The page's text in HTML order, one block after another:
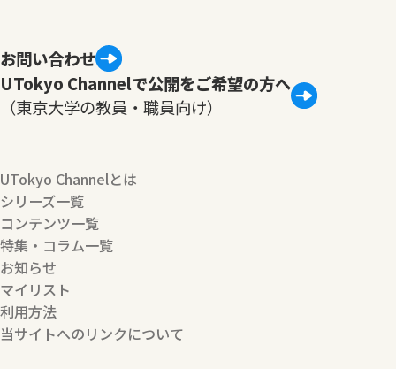
お問い合わせ
UTokyo Channelで公開をご希望の方へ
（東京大学の教員・職員向け）
UTokyo Channelとは
シリーズ一覧
コンテンツ一覧
特集・コラム一覧
お知らせ
マイリスト
利用方法
当サイトへのリンクについて